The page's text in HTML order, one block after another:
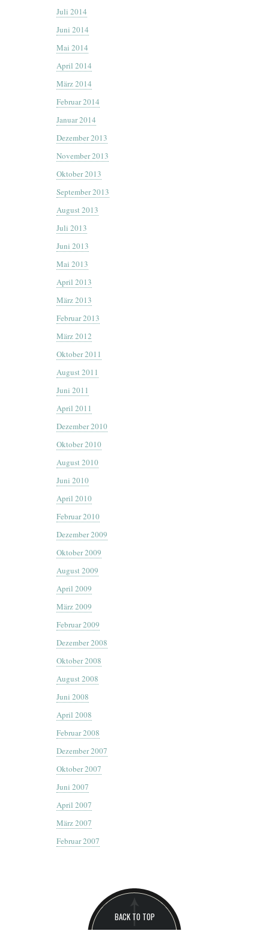
Juli 2014
Juni 2014
Mai 2014
April 2014
März 2014
Februar 2014
Januar 2014
Dezember 2013
November 2013
Oktober 2013
September 2013
August 2013
Juli 2013
Juni 2013
Mai 2013
April 2013
März 2013
Februar 2013
März 2012
Oktober 2011
August 2011
Juni 2011
April 2011
Dezember 2010
Oktober 2010
August 2010
Juni 2010
April 2010
Februar 2010
Dezember 2009
Oktober 2009
August 2009
April 2009
März 2009
Februar 2009
Dezember 2008
Oktober 2008
August 2008
Juni 2008
April 2008
Februar 2008
Dezember 2007
Oktober 2007
Juni 2007
April 2007
März 2007
Februar 2007
BACK TO TOP